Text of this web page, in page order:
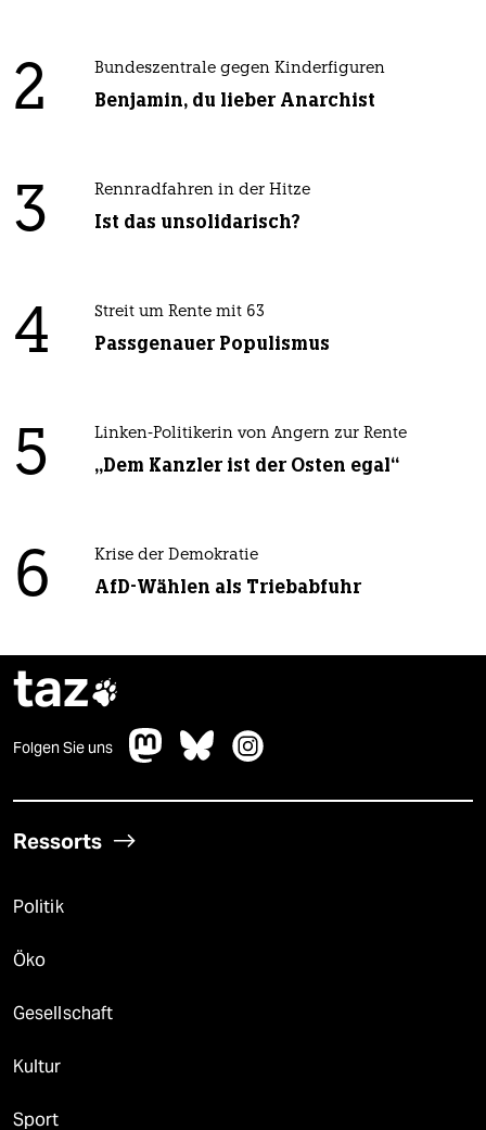
2 Bundeszentrale gegen Kinderfiguren
Benjamin, du lieber Anarchist
3 Rennradfahren in der Hitze
Ist das unsolidarisch?
4 Streit um Rente mit 63
Passgenauer Populismus
5 Linken-Politikerin von Angern zur Rente
„Dem Kanzler ist der Osten egal“
6 Krise der Demokratie
AfD-Wählen als Triebabfuhr
taz
Folgen Sie uns
Ressorts
Politik
Öko
Gesellschaft
Kultur
Sport